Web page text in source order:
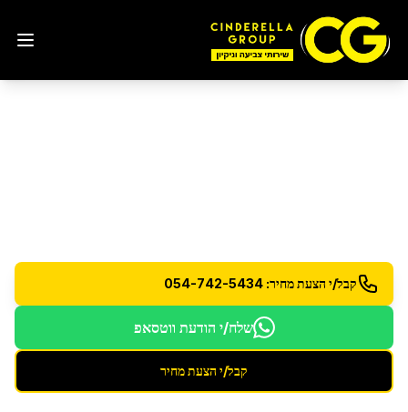
קבל/י הצעת מחיר: 054-742-5434
שלח/י הודעת ווטסאפ
קבל/י הצעת מחיר